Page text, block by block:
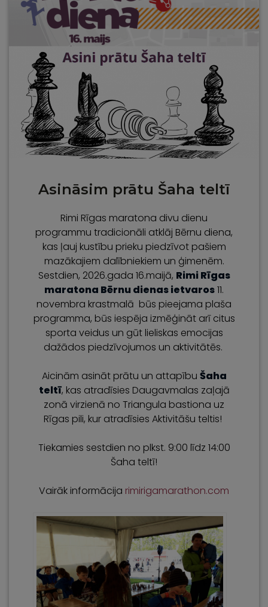
Asināsim prātu Šaha teltī
Rimi Rīgas maratona divu dienu
programmu tradicionāli atklāj Bērnu diena,
kas ļauj kustību prieku piedzīvot pašiem
mazākajiem dalībniekiem un ģimenēm.
Sestdien, 2026.gada 16.maijā, Rimi Rīgas
maratona Bērnu dienas ietvaros11.
novembra krastmalā būs pieejama plaša
programma, būs iespēja izmēģināt arī citus
sporta veidus un gūt lieliskas emocijas
dažādos piedzīvojumos un aktivitātēs.
Aicinām asināt prātu un attapību Šaha
teltī, kas atradīsies Daugavmalas zaļajā
zonā virzienā no Triangula bastiona uz
Rīgas pili, kur atradīsies Aktivitāšu teltis!
Tiekamies sestdien no plkst. 9:00 līdz 14:00
Šaha teltī!
Vairāk informācija rimirigamarathon.com